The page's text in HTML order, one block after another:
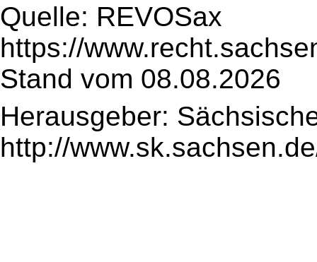
Quelle: REVOSax
https://
Stand vom 08.08.2026
Herausgeber:
http://